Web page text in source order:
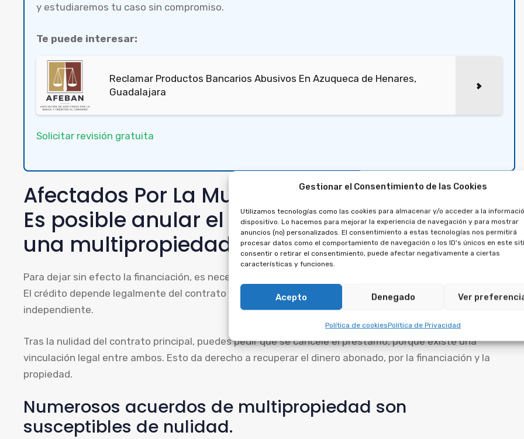
Gestionar el Consentimiento de las Cookies
Utilizamos tecnologías como las cookies para almacenar y/o acceder a la
dispositivo. Lo hacemos para mejorar la experiencia de navegación y para mostrar
anuncios (no) personalizados. El consentimiento a estas tecnologías nos permitirá
procesar datos como el comportamiento de navegación o los ID's únicos en este
consentir o retirar el consentimiento, puede afectar negativamente a ciertas
características y funciones.
Acepto Denegado Ver
Política de cookiesPolítica de Privacidad
y estudiaremos tu caso sin compromiso.
Te puede interesar:
Reclamar Productos Bancarios Abusivos En Azuqueca de Henares,
Guadalajara
Solicitar revisión gratuita
Afectados Por La Multipropiedad en Tomelloso
Es posible anular el crédito en la compra de
una multipropiedad
Para dejar sin efecto la financiación, es necesario anular el contrato de multipropiedad con anterioridad.
El crédito depende legalmente del contrato de multipropiedad, por lo que no puede cancelarse de forma
independiente.
Tras la nulidad del contrato principal, puedes pedir que se cancele el préstamo, porque existe una
vinculación legal entre ambos. Esto da derecho a recuperar el dinero abonado, por la financiación y la
propiedad.
Numerosos acuerdos de multipropiedad son
susceptibles de nulidad.